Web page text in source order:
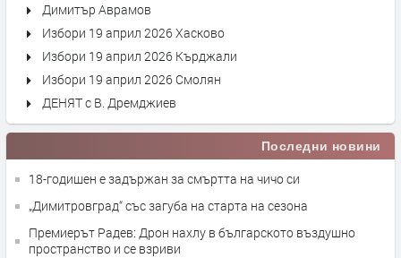
Димитър Аврамов
Избори 19 април 2026 Хасково
Избори 19 април 2026 Кърджали
Избори 19 април 2026 Смолян
ДЕНЯТ с В. Дремджиев
Последни новини
18-годишен е задържан за смъртта на чичо си
„Димитровград“ със загуба на старта на сезона
Премиерът Радев: Дрон нахлу в българското въздушно
пространство и се взриви